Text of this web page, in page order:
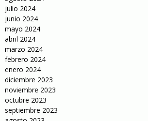
julio 2024
junio 2024
mayo 2024
abril 2024
marzo 2024
febrero 2024
enero 2024
diciembre 2023
noviembre 2023
octubre 2023
septiembre 2023